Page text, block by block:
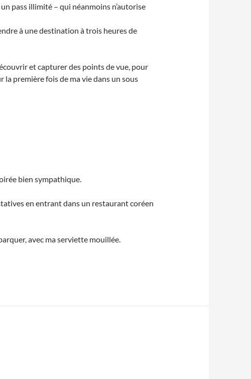
pass illimité – qui néanmoins n’autorise
à une destination à trois heures de
et capturer des points de vue, pour
la première fois de ma vie dans un sous
bien sympathique.
en entrant dans un restaurant coréen
avec ma serviette mouillée.